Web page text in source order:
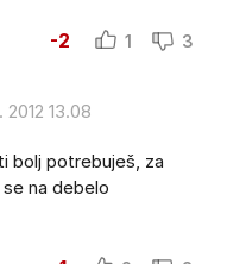
-2 1 3
2012 13.08
bolj potrebuješ, za
na debelo